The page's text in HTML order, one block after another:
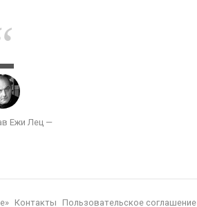
Контакты Пользовательское соглашение